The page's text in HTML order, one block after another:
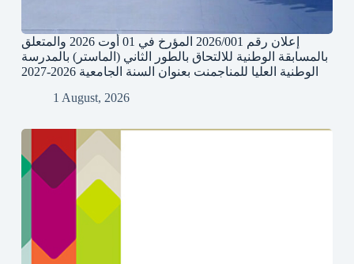
إعلان رقم 2026/001 المؤرخ في 01 أوت 2026 والمتعلق
بالمسابقة الوطنية للالتحاق بالطور الثاني (الماستر) بالمدرسة
الوطنية العليا للمناجمنت بعنوان السنة الجامعية 2026-2027
1 August, 2026